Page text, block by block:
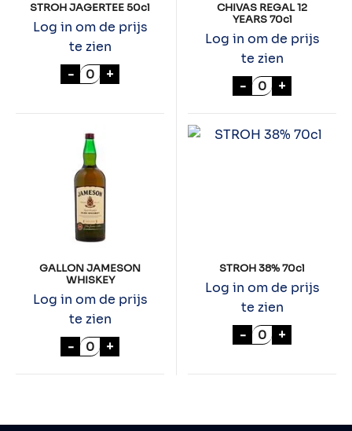
STROH JAGERTEE 50cl
Log in om de prijs
te zien
- STROH JAGERTEE 50cl aantal
+
CHIVAS REGAL 12
YEARS 70cl
Log in om de prijs
te zien
- CHIVAS
+
GALLON JAMESON
WHISKEY
Log in om de prijs
te zien
- GALLON JAMESON WHISKEY aantal
+
STROH 38% 70cl
Log in om de prijs
te zien
- STROH 38%
+